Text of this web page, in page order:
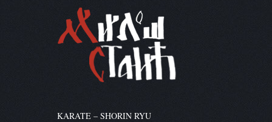
KARATE – SHORIN RYU